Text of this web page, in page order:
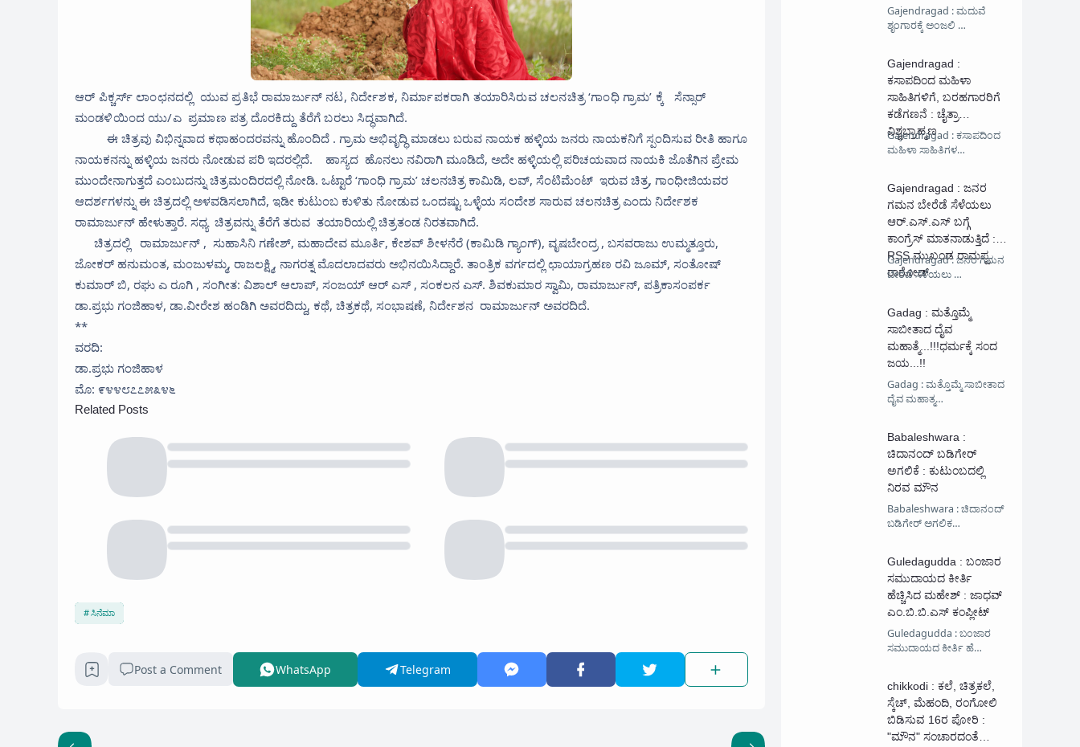
ಆರ್ ಪಿಕ್ಚರ್ಸ್ ಲಾಂಛನದಲ್ಲಿ ಯುವ ಪ್ರತಿಭೆ ರಾಮಾರ್ಜುನ್ ನಟ, ನಿರ್ದೇಶಕ, ನಿರ್ಮಾಪಕರಾಗಿ ತಯಾರಿಸಿರುವ ಚಲನಚಿತ್ರ ‘ಗಾಂಧಿ ಗ್ರಾಮ’ ಕ್ಕೆ ಸೆನ್ಸಾರ್
ಮಂಡಳಿಯಿಂದ ಯು/ಎ ಪ್ರಮಾಣ ಪತ್ರ ದೊರಕಿದ್ದು ತೆರೆಗೆ ಬರಲು ಸಿದ್ಧವಾಗಿದೆ.
ಈ ಚಿತ್ರವು ವಿಭಿನ್ನವಾದ ಕಥಾಹಂದರವನ್ನು ಹೊಂದಿದೆ . ಗ್ರಾಮ ಅಭಿವೃದ್ಧಿ ಮಾಡಲು ಬರುವ ನಾಯಕ ಹಳ್ಳಿಯ ಜನರು ನಾಯಕನಿಗೆ ಸ್ಪಂದಿಸುವ ರೀತಿ ಹಾಗೂ
ನಾಯಕನನ್ನು ಹಳ್ಳಿಯ ಜನರು ನೋಡುವ ಪರಿ ಇದರಲ್ಲಿದೆ. ಹಾಸ್ಯದ ಹೊನಲು ನವಿರಾಗಿ ಮೂಡಿದೆ, ಅದೇ ಹಳ್ಳಿಯಲ್ಲಿ ಪರಿಚಯವಾದ ನಾಯಕಿ ಜೊತೆಗಿನ ಪ್ರೇಮ
ಮುಂದೇನಾಗುತ್ತದೆ ಎಂಬುದನ್ನು ಚಿತ್ರಮಂದಿರದಲ್ಲಿ ನೋಡಿ. ಒಟ್ಟಾರೆ ‘ಗಾಂಧಿ ಗ್ರಾಮ’ ಚಲನಚಿತ್ರ ಕಾಮಿಡಿ, ಲವ್, ಸೆಂಟಿಮೆಂಟ್ ಇರುವ ಚಿತ್ರ, ಗಾಂಧೀಜಿಯವರ
ಆದರ್ಶಗಳನ್ನು ಈ ಚಿತ್ರದಲ್ಲಿ ಅಳವಡಿಸಲಾಗಿದೆ, ಇಡೀ ಕುಟುಂಬ ಕುಳಿತು ನೋಡುವ ಒಂದಷ್ಟು ಒಳ್ಳೆಯ ಸಂದೇಶ ಸಾರುವ ಚಲನಚಿತ್ರ ಎಂದು ನಿರ್ದೇಶಕ
ರಾಮಾರ್ಜುನ್ ಹೇಳುತ್ತಾರೆ. ಸಧ್ಯ ಚಿತ್ರವನ್ನು ತೆರೆಗೆ ತರುವ ತಯಾರಿಯಲ್ಲಿ ಚಿತ್ರತಂಡ ನಿರತವಾಗಿದೆ.
ಚಿತ್ರದಲ್ಲಿ ರಾಮಾರ್ಜುನ್ , ಸುಹಾಸಿನಿ ಗಣೇಶ್, ಮಹಾದೇವ ಮೂರ್ತಿ, ಕೇಶವ್ ಶೀಳನೆರೆ (ಕಾಮಿಡಿ ಗ್ಯಾಂಗ್), ವೃಷಬೇಂದ್ರ , ಬಸವರಾಜು ಉಮ್ಮತ್ತೂರು,
ಜೋಕರ್ ಹನುಮಂತ, ಮಂಜುಳಮ್ಮ, ರಾಜಲಕ್ಷ್ಮಿ, ನಾಗರತ್ನ ಮೊದಲಾದವರು ಅಭಿನಯಿಸಿದ್ದಾರೆ. ತಾಂತ್ರಿಕ ವರ್ಗದಲ್ಲಿ ಛಾಯಾಗ್ರಹಣ ರವಿ ಜೂಮ್, ಸಂತೋಷ್
ಕುಮಾರ್ ಬಿ, ರಘು ಎ ರೂಗಿ , ಸಂಗೀತ: ವಿಶಾಲ್ ಆಲಾಪ್, ಸಂಜಯ್ ಆರ್ ಎಸ್ , ಸಂಕಲನ ಎಸ್. ಶಿವಕುಮಾರ ಸ್ವಾಮಿ, ರಾಮಾರ್ಜುನ್, ಪತ್ರಿಕಾಸಂಪರ್ಕ
ಡಾ.ಪ್ರಭು ಗಂಜಿಹಾಳ, ಡಾ.ವೀರೇಶ ಹಂಡಿಗಿ ಅವರದಿದ್ದು, ಕಥೆ, ಚಿತ್ರಕಥೆ, ಸಂಭಾಷಣೆ, ನಿರ್ದೇಶನ ರಾಮಾರ್ಜುನ್ ಅವರದಿದೆ.
**
ವರದಿ:
ಡಾ.ಪ್ರಭು ಗಂಜಿಹಾಳ
ಮೊ: ೯೪೪೮೭೭೫೩೪೬
Related Posts
ಸಿನೆಮಾ
Post a Comment WhatsApp Telegram
Gajendragad : ಮದುವೆ
ಶೃಂಗಾರಕ್ಕೆ ಅಂಜಲಿ …
Gajendragad :
ಕಸಾಪದಿಂದ ಮಹಿಳಾ
ಸಾಹಿತಿಗಳಿಗೆ, ಬರಹಗಾರರಿಗೆ
ಕಡೆಗಣನೆ : ಚೈತ್ರಾ
ವಿಶ್ವಬ್ರಾಹ್ಮಣ
Gajendragad : ಕಸಾಪದಿಂದ
ಮಹಿಳಾ ಸಾಹಿತಿಗಳ…
Gajendragad : ಜನರ
ಗಮನ ಬೇರೆಡೆ ಸೆಳೆಯಲು
ಆರ್.ಎಸ್.ಎಸ್ ಬಗ್ಗೆ
ಕಾಂಗ್ರೆಸ್ ಮಾತನಾಡುತ್ತಿದೆ :
RSS ಮುಖಂಡ ರಾಮಪ್ಪ
ರಾಠೋಡ್
Gajendragad : ಜನರ ಗಮನ
ಬೇರೆಡೆ ಸೆಳೆಯಲು …
Gadag : ಮತ್ತೊಮ್ಮೆ‌
ಸಾಬೀತಾದ ದೈವ
ಮಹಾತ್ಮೆ...!!!ಧರ್ಮಕ್ಕೆ ಸಂದ
ಜಯ...!!
Gadag : ಮತ್ತೊಮ್ಮೆ‌ ಸಾಬೀತಾದ
ದೈವ ಮಹಾತ್ಮ…
Babaleshwara :
ಚಿದಾನಂದ್ ಬಡಿಗೇರ್
ಅಗಲಿಕೆ : ಕುಟುಂಬದಲ್ಲಿ
ನಿರವ ಮೌನ
Babaleshwara : ಚಿದಾನಂದ್
ಬಡಿಗೇರ್ ಅಗಲಿಕ…
Guledagudda : ಬಂಜಾರ
ಸಮುದಾಯದ ಕೀರ್ತಿ
ಹೆಚ್ಚಿಸಿದ ಮಹೇಶ್ : ಜಾಧವ್
ಎಂ.ಬಿ.ಬಿ.ಎಸ್ ಕಂಪ್ಲೀಟ್
Guledagudda : ಬಂಜಾರ
ಸಮುದಾಯದ ಕೀರ್ತಿ ಹೆ…
chikkodi : ಕಲೆ, ಚಿತ್ರಕಲೆ,
ಸ್ಕೆಚ್, ಮೆಹಂದಿ, ರಂಗೋಲಿ
ಬಿಡಿಸುವ 16ರ ಪೋರಿ :
"ಮೌನ" ಸಂಚಾರದಂತೆ